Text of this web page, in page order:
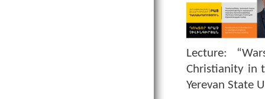
Lecture:
Christianity in
Yerevan State